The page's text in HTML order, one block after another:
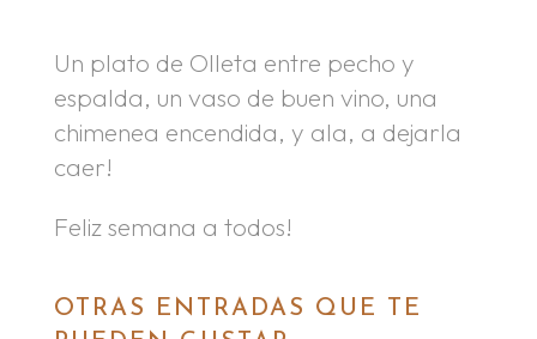
Un plato de Olleta entre pecho y
espalda, un vaso de buen vino, una
chimenea encendida, y ala, a dejarla
caer!
Feliz semana a todos!
OTRAS ENTRADAS QUE TE